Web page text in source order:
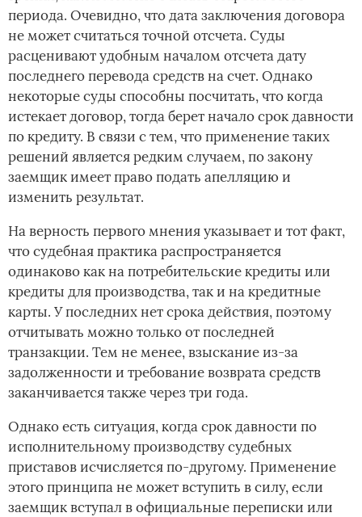
периода. Очевидно, что дата заключения договора
не может считаться точной отсчета. Суды
расценивают удобным началом отсчета дату
последнего перевода средств на счет. Однако
некоторые суды способны посчитать, что когда
истекает договор, тогда берет начало срок давности
по кредиту. В связи с тем, что применение таких
решений является редким случаем, по закону
заемщик имеет право подать апелляцию и
изменить результат.
На верность первого мнения указывает и тот факт,
что судебная практика распространяется
одинаково как на потребительские кредиты или
кредиты для производства, так и на кредитные
карты. У последних нет срока действия, поэтому
отчитывать можно только от последней
транзакции. Тем не менее, взыскание из-за
задолженности и требование возврата средств
заканчивается также через три года.
Однако есть ситуация, когда срок давности по
исполнительному производству судебных
приставов исчисляется по-другому. Применение
этого принципа не может вступить в силу, если
заемщик вступал в официальные переписки или